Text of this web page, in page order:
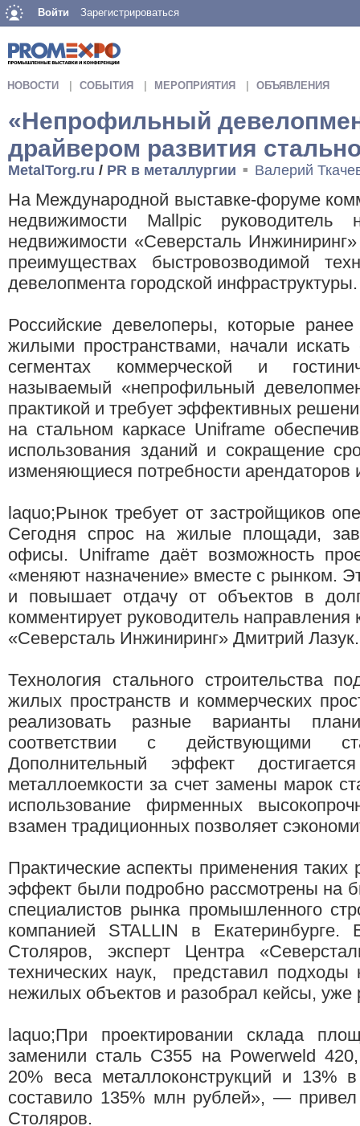
Войти Зарегистрироваться
НОВОСТИ СОБЫТИЯ МЕРОПРИЯТИЯ ОБЪЯВЛЕНИЯ
«Непрофильный
драйвером развития
MetalTorg.ru / PR в металлургии ■ Валерий
На Международной выставке-форуме
недвижимости Mallpic руководитель
недвижимости «Северсталь
преимуществах быстровозводимой
девелопмента городской инфраструктуры.
Российские девелоперы, которые
жилыми пространствами, начали
сегментах коммерческой и
называемый «непрофильный
практикой и требует эффективных
на стальном каркасе Uniframe
использования зданий и сокращение
изменяющиеся потребности арендаторов
laquo;Рынок требует от застройщиков
Сегодня спрос на жилые площади,
офисы. Uniframe даёт возможность
«меняют назначение» вместе с рынком.
и повышает отдачу от объектов в
комментирует руководитель
«Северсталь Инжиниринг» Дмитрий Лазук.
Технология стального строительства
жилых пространств и коммерческих
реализовать разные варианты
соответствии с действующими
Дополнительный эффект
металлоемкости за счет замены марок
использование фирменных
взамен традиционных позволяет
Практические аспекты применения
эффект были подробно рассмотрены на
специалистов рынка промышленного
компанией STALLIN в
Столяров, эксперт Центра
технических наук, представил подходы
нежилых объектов и разобрал кейсы, уже
laquo;При проектировании склада
заменили сталь С355 на Powerweld
20% веса металлоконструкций и 13%
составило 135% млн рублей», —
Столяров.